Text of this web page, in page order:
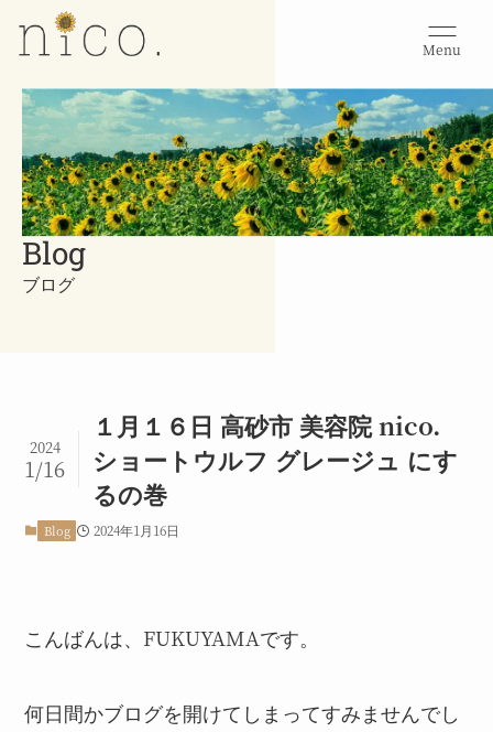
Menu
Blog
ブログ
１月１６日 高砂市 美容院 nico.
ショートウルフ グレージュ にす
るの巻
2024
1/16
Blog 2024年1月16日
こんばんは、FUKUYAMAです。
何日間かブログを開けてしまってすみませんでし